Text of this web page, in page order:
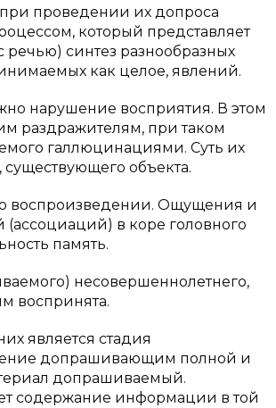
проведении их допроса
который представляет
синтез разнообразных
как целое, явлений.
нарушение восприятия. В этом
раздражителям, при таком
галлюцинациями. Суть их
существующего объекта.
воспроизведении. Ощущения и
в коре головного
память.
несовершеннолетнего,
воспринята.
является стадия
допрашивающим полной и
допрашиваемый.
содержание информации в той